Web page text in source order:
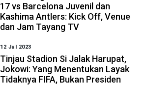
17 vs Barcelona Juvenil dan
Kashima Antlers: Kick Off, Venue
dan Jam Tayang TV
12 Jul 2023
Tinjau Stadion Si Jalak Harupat,
Jokowi: Yang Menentukan Layak
Tidaknya FIFA, Bukan Presiden